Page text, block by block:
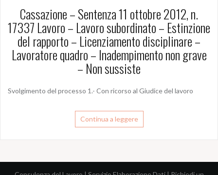
Cassazione – Sentenza 11 ottobre 2012, n.
17337 Lavoro – Lavoro subordinato – Estinzione
del rapporto – Licenziamento disciplinare –
Lavoratore quadro – Inadempimento non grave
– Non sussiste
Svolgimento del processo 1.- Con ricorso al Giudice del lavoro
Continua a leggere